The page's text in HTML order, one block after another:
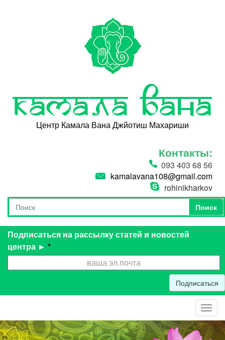
Камала Вана
Центр Камала Вана Джйотиш Махариши
Контакты:
093 403 68 56
kamalavana108@gmail.com
rohinikharkov
Форма поиска
Поиск
Поиск
Подписаться на рассылку статей и новостей
центра ► *
Подписаться